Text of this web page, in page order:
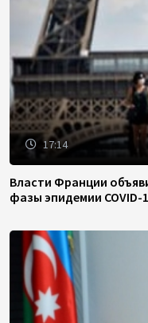
17:14
Власти Франции
фазы эпидемии COVID-